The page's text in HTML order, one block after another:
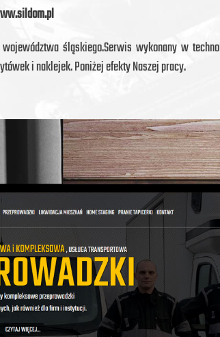
śląskiego.Serwis wykonany w
i naklejek. Poniżej efekty Naszej pracy.